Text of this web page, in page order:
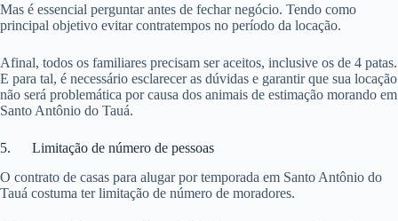
Mas é essencial perguntar antes de fechar negócio. Tendo como
principal objetivo evitar contratempos no período da locação.
Afinal, todos os familiares precisam ser aceitos, inclusive os de 4 patas.
E para tal, é necessário esclarecer as dúvidas e garantir que sua locação
não será problemática por causa dos animais de estimação morando em
Santo Antônio do Tauá.
5. Limitação de número de pessoas
O contrato de casas para alugar por temporada em Santo Antônio do
Tauá costuma ter limitação de número de moradores.